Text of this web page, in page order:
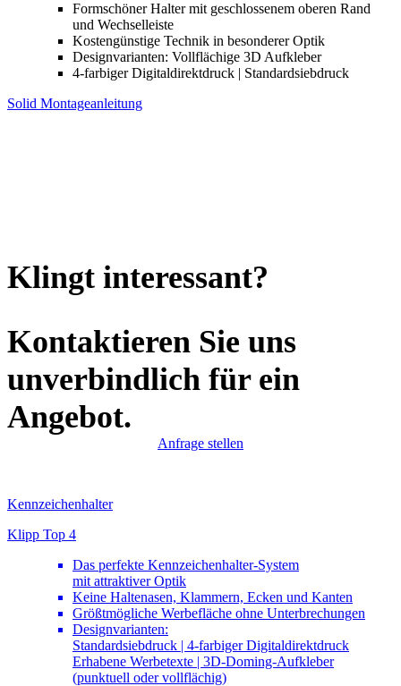
Formschöner Halter mit geschlossenem oberen Rand
und Wechselleiste
Kostengünstige Technik in besonderer Optik
Designvarianten: Vollflächige 3D Aufkleber
4-farbiger Digitaldirektdruck | Standardsiebdruck
Solid Montageanleitung
Klingt interessant?
Kontaktieren Sie uns
unverbindlich für ein
Angebot.
Anfrage stellen
Kennzeichenhalter
Klipp Top 4
Das perfekte Kennzeichenhalter-System
mit attraktiver Optik
Keine Haltenasen, Klammern, Ecken und Kanten
Größtmögliche Werbefläche ohne Unterbrechungen
Designvarianten:
Standardsiebdruck | 4-farbiger Digitaldirektdruck
Erhabene Werbetexte | 3D-Doming-Aufkleber
(punktuell oder vollflächig)